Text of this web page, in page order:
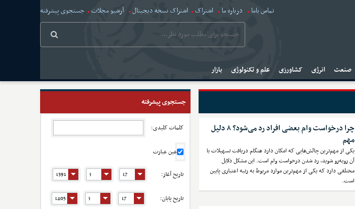
تماس باما درباره ما اشتراک اشتراک نسخه دیجیتال آرشیو مجلات جستجوی پیشرفته
صنعت انرژی کشاورزی علم و تکنولوژی بازار
چرا درخواست وام بعضی افراد رد می‌شود؟ ۸ دلیل
مهم
یکی از مهم‌ترین چالش‌هایی که امکان دارد هنگام دریافت تسهیلات با
آن روبه‌رو شوید، رد شدن درخواست وام است. این مشکل دلایل
مختلفی دارد که یکی از مهم‌ترین موارد مربوط به رتبه اعتباری پایین
است.
جستجوی پیشرفته
کلمات کلیدی:
عین عبارت
تاریخ آغاز:
تاریخ پایان: